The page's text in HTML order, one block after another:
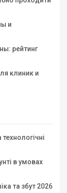
и
рейтинг
клиник и
в умовах
та збут 2026